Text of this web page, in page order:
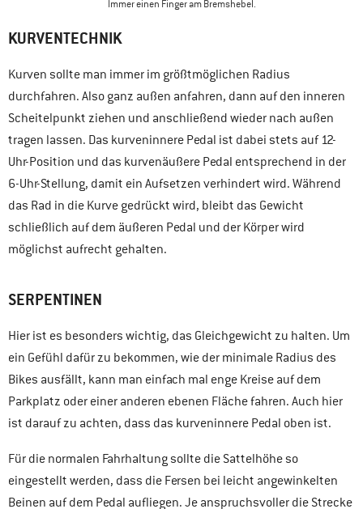
Immer einen Finger am Bremshebel.
KURVENTECHNIK
Kurven sollte man immer im größtmöglichen Radius
durchfahren. Also ganz außen anfahren, dann auf den inneren
Scheitelpunkt ziehen und anschließend wieder nach außen
tragen lassen. Das kurveninnere Pedal ist dabei stets auf 12-
Uhr-Position und das kurvenäußere Pedal entsprechend in der
6-Uhr-Stellung, damit ein Aufsetzen verhindert wird. Während
das Rad in die Kurve gedrückt wird, bleibt das Gewicht
schließlich auf dem äußeren Pedal und der Körper wird
möglichst aufrecht gehalten.
SERPENTINEN
Hier ist es besonders wichtig, das Gleichgewicht zu halten. Um
ein Gefühl dafür zu bekommen, wie der minimale Radius des
Bikes ausfällt, kann man einfach mal enge Kreise auf dem
Parkplatz oder einer anderen ebenen Fläche fahren. Auch hier
ist darauf zu achten, dass das kurveninnere Pedal oben ist.
Für die normalen Fahrhaltung sollte die Sattelhöhe so
eingestellt werden, dass die Fersen bei leicht angewinkelten
Beinen auf dem Pedal aufliegen. Je anspruchsvoller die Strecke